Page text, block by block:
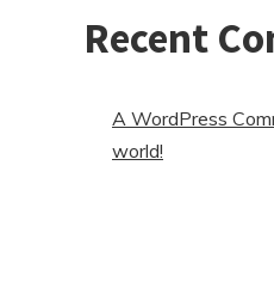
Recent
A WordPress
world!